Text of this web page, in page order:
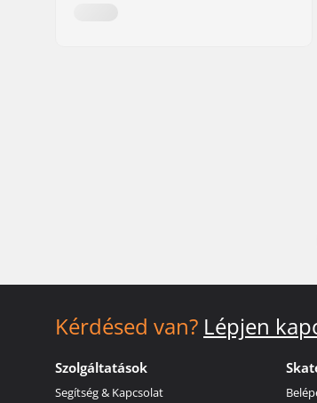
Kérdésed van? Lépjen
Szolgáltatások
Segítség & Kapcsolat